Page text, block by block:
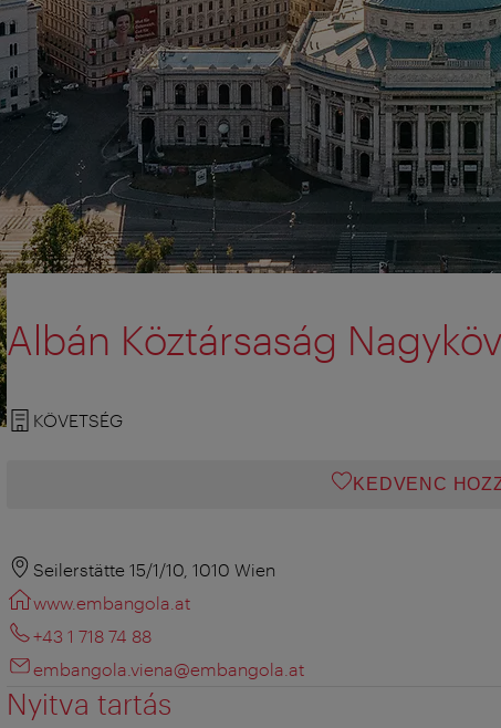
Albán Köztársaság
KÖVETSÉG
KEDVENC
Seilerstätte 15/1/10, 1010 Wien
www.embangola.at
+43 1 718 74 88
embangola.viena@embangola.at
Nyitva tartás